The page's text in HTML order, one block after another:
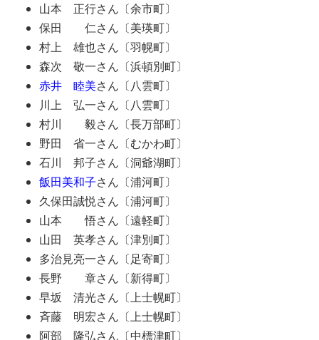
山本 正行さん〔余市町〕
保田 仁さん〔美瑛町〕
村上 雄也さん〔羽幌町〕
森次 敬一さん〔浜頓別町〕
赤井 睦美さん〔八雲町〕
川上 弘一さん〔八雲町〕
村川 毅さん〔長万部町〕
野田 省一さん〔むかわ町〕
石川 邦子さん〔洞爺湖町〕
飯田美和子さん〔浦河町〕
久保田誠悦さん〔浦河町〕
山本 悟さん〔遠軽町〕
山田 英孝さん〔津別町〕
多治見亮一さん〔足寄町〕
長野 章さん〔新得町〕
早坂 清光さん〔上士幌町〕
斉藤 明宏さん〔上士幌町〕
阿部 隆弘さん〔中標津町〕